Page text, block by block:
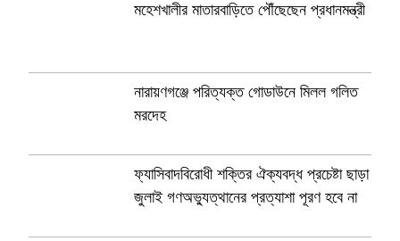
মহেশখালীর মাতারবাড়িতে পৌঁছেছেন প্রধানমন্ত্রী
নারায়ণগঞ্জে পরিত্যক্ত গোডাউনে মিলল গলিত
মরদেহ
ফ্যাসিবাদবিরোধী শক্তির ঐক্যবদ্ধ প্রচেষ্টা ছাড়া
জুলাই গণঅভ্যুত্থানের প্রত্যাশা পূরণ হবে না